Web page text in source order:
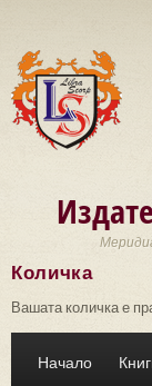
Количка
Вашата количка е
Начало